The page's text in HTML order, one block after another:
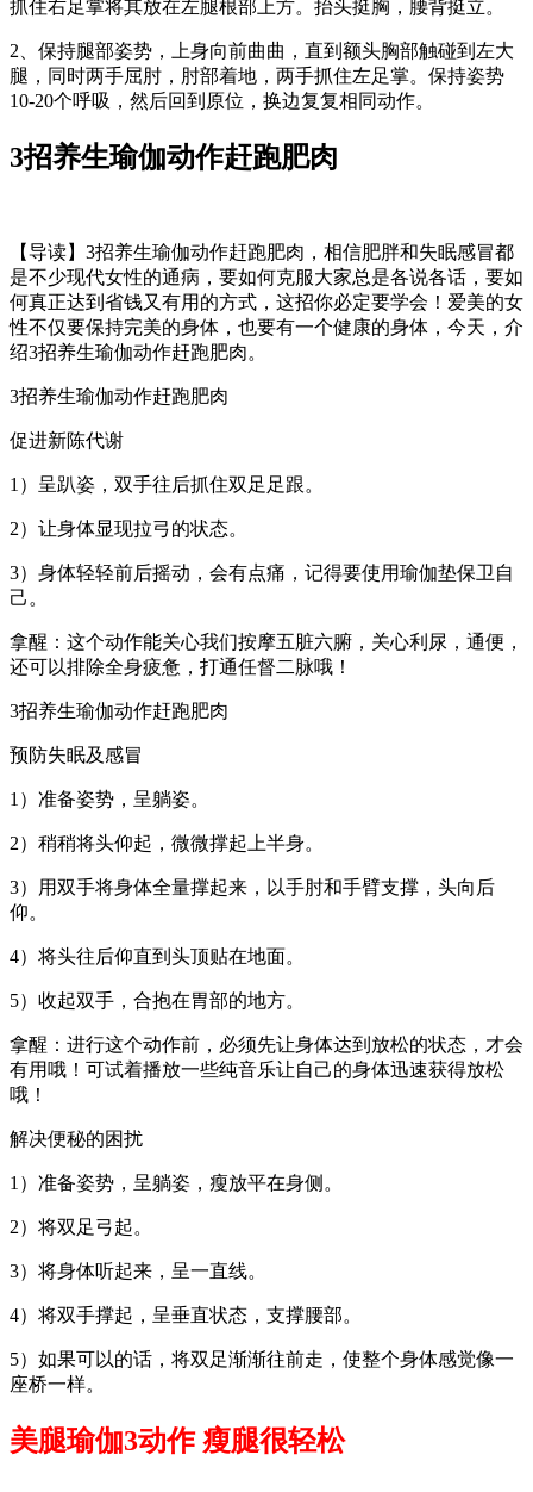
抓住右足掌将其放在左腿根部上方。抬头挺胸，腰背挺立。
2、保持腿部姿势，上身向前曲曲，直到额头胸部触碰到左大
腿，同时两手屈肘，肘部着地，两手抓住左足掌。保持姿势
10-20个呼吸，然后回到原位，换边复复相同动作。
3招养生瑜伽动作赶跑肥肉
【导读】3招养生瑜伽动作赶跑肥肉，相信肥胖和失眠感冒都
是不少现代女性的通病，要如何克服大家总是各说各话，要如
何真正达到省钱又有用的方式，这招你必定要学会！爱美的女
性不仅要保持完美的身体，也要有一个健康的身体，今天，介
绍3招养生瑜伽动作赶跑肥肉。
3招养生瑜伽动作赶跑肥肉
促进新陈代谢
1）呈趴姿，双手往后抓住双足足跟。
2）让身体显现拉弓的状态。
3）身体轻轻前后摇动，会有点痛，记得要使用瑜伽垫保卫自
己。
拿醒：这个动作能关心我们按摩五脏六腑，关心利尿，通便，
还可以排除全身疲惫，打通任督二脉哦！
3招养生瑜伽动作赶跑肥肉
预防失眠及感冒
1）准备姿势，呈躺姿。
2）稍稍将头仰起，微微撑起上半身。
3）用双手将身体全量撑起来，以手肘和手臂支撑，头向后
仰。
4）将头往后仰直到头顶贴在地面。
5）收起双手，合抱在胃部的地方。
拿醒：进行这个动作前，必须先让身体达到放松的状态，才会
有用哦！可试着播放一些纯音乐让自己的身体迅速获得放松
哦！
解决便秘的困扰
1）准备姿势，呈躺姿，瘦放平在身侧。
2）将双足弓起。
3）将身体听起来，呈一直线。
4）将双手撑起，呈垂直状态，支撑腰部。
5）如果可以的话，将双足渐渐往前走，使整个身体感觉像一
座桥一样。
美腿瑜伽3动作 瘦腿很轻松